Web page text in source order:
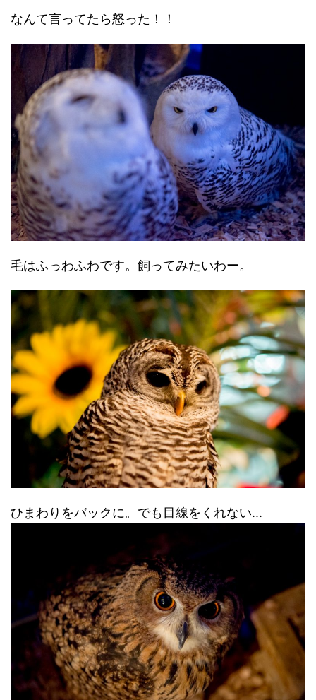
なんて言ってたら怒った！！
毛はふっわふわです。飼ってみたいわー。
ひまわりをバックに。でも目線をくれない...